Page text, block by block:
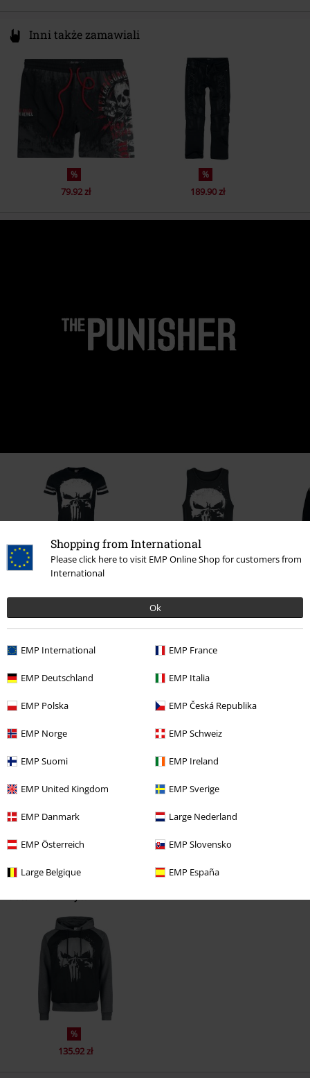
Shopping from International
Please click here to visit EMP Online Shop for customers from
International
Ok
EMP International EMP France
EMP Deutschland EMP Italia
EMP Polska EMP Česká Republika
EMP Norge EMP Schweiz
EMP Suomi EMP Ireland
EMP United Kingdom EMP Sverige
EMP Danmark Large Nederland
EMP Österreich EMP Slovensko
Large Belgique EMP España
Inni także zamawiali
%
79.92 zł
%
189.90 zł
144.42 zł 89.90 zł
Liczba opinii: 0
%
135.92 zł